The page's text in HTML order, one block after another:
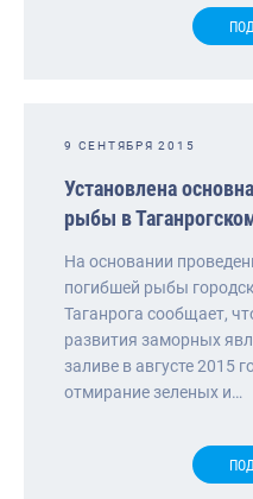
9 СЕНТЯБРЯ 2015
Установлена
рыбы в
На основании
погибшей рыбы
Таганрога сообщает,
развития заморных
заливе в августе 2015
отмирание зеленых и…